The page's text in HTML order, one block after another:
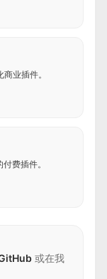
业插件。
费插件。
或在我